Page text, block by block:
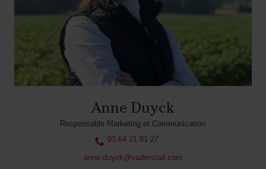
Anne Duyck
Responsable Marketing et Communication
03 64 21 81 27
anne.duyck@vaderstad.com